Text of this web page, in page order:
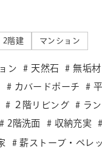
2階建 マンション
ン 天然石 無垢材
カバードポーチ
２階リビング ラ
2階洗面 収納充実
薪ストーブ・ペレ